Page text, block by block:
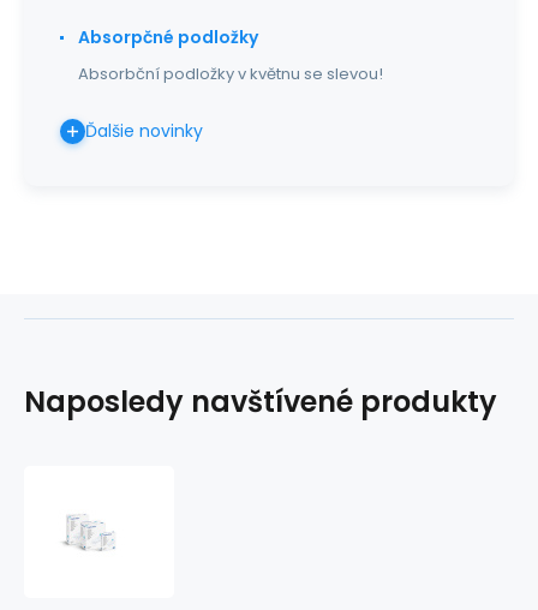
Absorpčné podložky
Absorbční podložky v květnu se slevou!
Ďalšie novinky
Naposledy navštívené produkty